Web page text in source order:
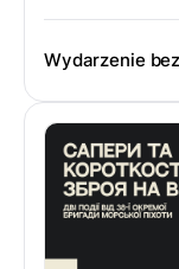
Wydarzenie